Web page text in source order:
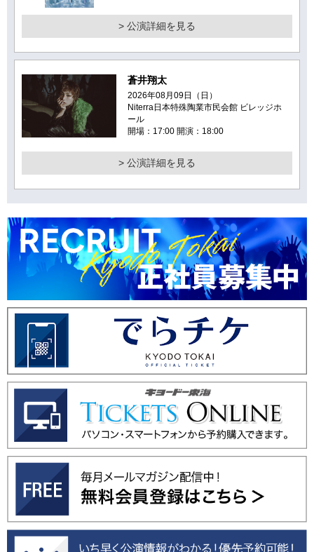
> 公演詳細を見る
蒼井翔太
2026年08月09日（日）
Niterra日本特殊陶業市民会館 ビレッジホ
ール
開場：17:00 開演：18:00
> 公演詳細を見る